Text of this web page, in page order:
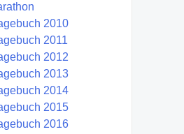
2010
2011
2012
2013
2014
2015
2016